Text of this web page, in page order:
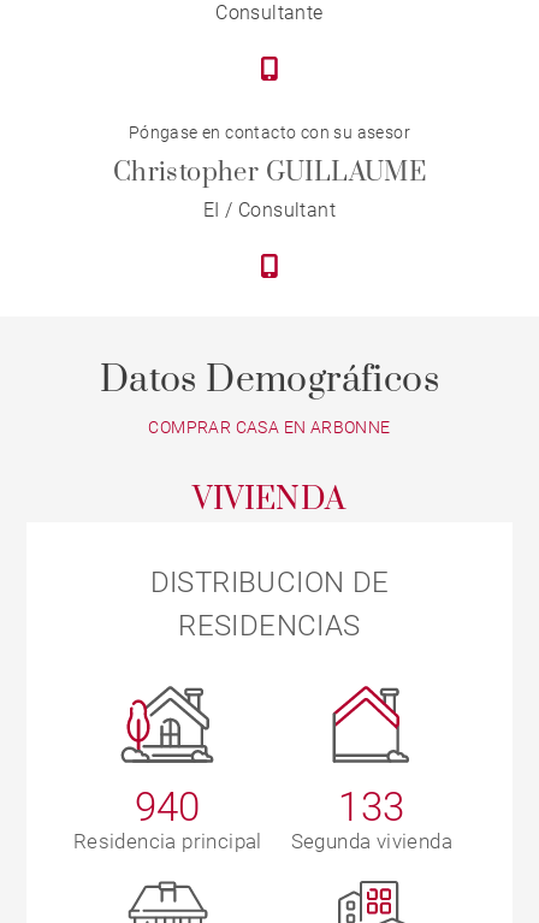
Consultante
Póngase en contacto con su asesor
Christopher GUILLAUME
EI / Consultant
Datos Demográficos
COMPRAR CASA EN ARBONNE
VIVIENDA
DISTRIBUCION DE
RESIDENCIAS
940
Residencia principal
133
Segunda vivienda